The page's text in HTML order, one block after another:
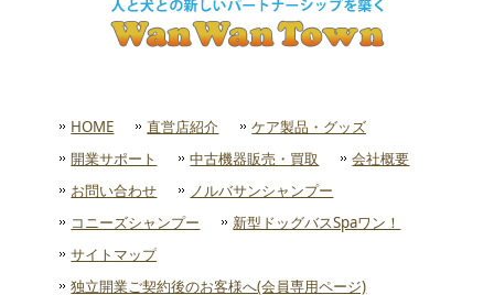
HOME 直営店紹介
ケア製品・グッズ
開業サポート
中古機器販売・買取
会社概要
お問い合わせ
ノルバサンシャンプー
コニーズシャンプー
新型ドッグバスSpaワン！
サイトマップ
独立開業ご契約後のお客様へ(会員専用ページ)